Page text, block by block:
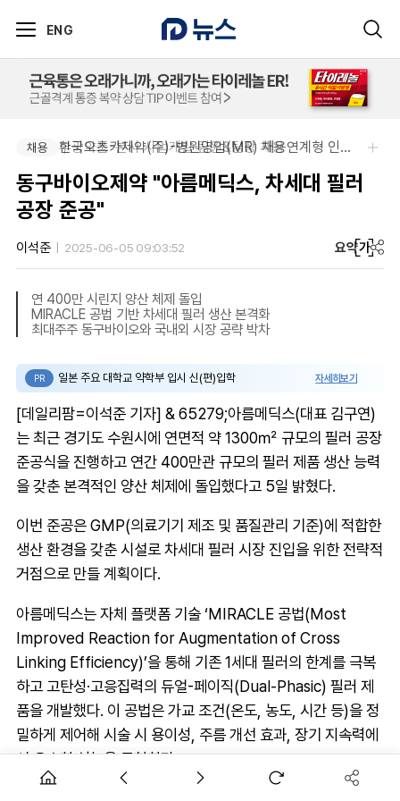
ENG
채용 부광약품-본사 사업개발 팀원&팀장 채용
채용 한국오츠카제약(주)-병원영업(MR) 채용연계형 인턴(신입사원) 모집 공고
동구바이오제약 "아름메딕스, 차세대 필러
공장 준공"
이석준 2025-06-05 09:03:52 요약가
연 400만 시린지 양산 체제 돌입
MIRACLE 공법 기반 차세대 필러 생산 본격화
최대주주 동구바이오와 국내외 시장 공략 박차
PR 일본 주요 대학교 약학부 입시 신(편)입학 자세히보기
[데일리팜=이석준 기자] & 65279;아름메딕스(대표 김구연)
는 최근 경기도 수원시에 연면적 약 1300㎡ 규모의 필러 공장
준공식을 진행하고 연간 400만관 규모의 필러 제품 생산 능력
을 갖춘 본격적인 양산 체제에 돌입했다고 5일 밝혔다.
이번 준공은 GMP(의료기기 제조 및 품질관리 기준)에 적합한
생산 환경을 갖춘 시설로 차세대 필러 시장 진입을 위한 전략적
거점으로 만들 계획이다.
아름메딕스는 자체 플랫폼 기술 ‘MIRACLE 공법(Most
Improved Reaction for Augmentation of Cross
Linking Efficiency)’을 통해 기존 1세대 필러의 한계를 극복
하고 고탄성·고응집력의 듀얼-페이직(Dual-Phasic) 필러 제
품을 개발했다. 이 공법은 가교 조건(온도, 농도, 시간 등)을 정
밀하게 제어해 시술 시 용이성, 주름 개선 효과, 장기 지속력에
서 우수한 성능을 구현한다.